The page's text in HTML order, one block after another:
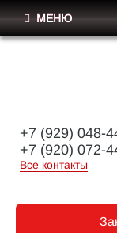
+7 (929) 048-
+7 (920) 072-
Все контакты
МЕНЮ